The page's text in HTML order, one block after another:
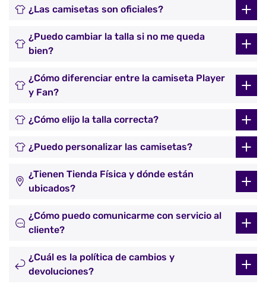
¿Las camisetas son oficiales?
¿Puedo cambiar la talla si no me queda
bien?
¿Cómo diferenciar entre la camiseta Player
y Fan?
¿Cómo elijo la talla correcta?
¿Puedo personalizar las camisetas?
¿Tienen Tienda Física y dónde están
ubicados?
¿Cómo puedo comunicarme con servicio al
cliente?
¿Cuál es la política de cambios y
devoluciones?